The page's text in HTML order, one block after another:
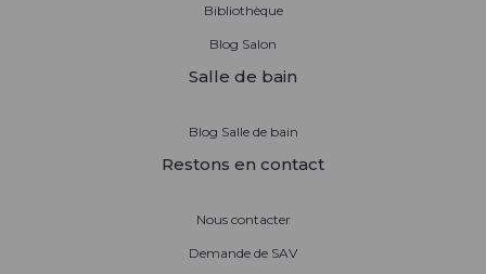
Bibliothèque
Blog Salon
Salle de bain
Blog Salle de bain
Restons en contact
Nous contacter
Demande de SAV